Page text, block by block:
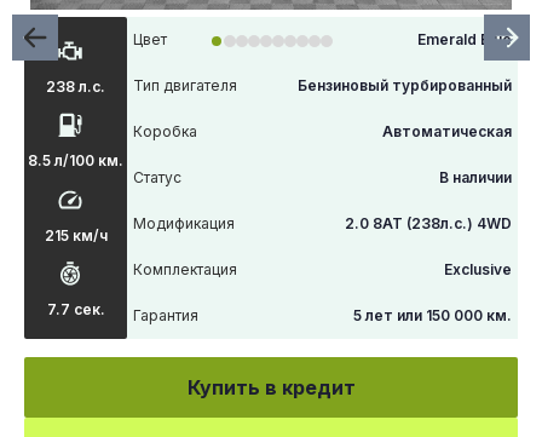
238 л.с.
8.5 л/100 км.
215 км/ч
7.7 сек.
Цвет Emerald Blue
Тип двигателя Бензиновый турбированный
Коробка Автоматическая
Статус В наличии
Модификация 2.0 8AT (238л.с.) 4WD
Комплектация Exclusive
Гарантия 5 лет или 150 000 км.
Купить в кредит